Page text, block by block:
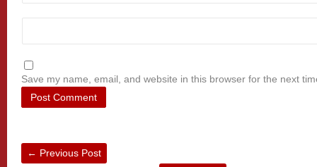
Save my name, email, and website in this browser for the next
← Previous Post